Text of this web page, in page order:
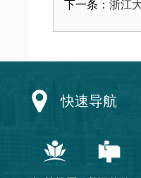
下一条：浙江
快速导航